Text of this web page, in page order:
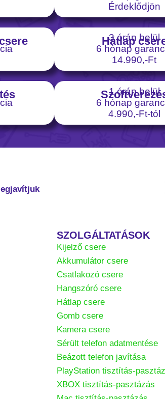
Érdeklődjön
Hátlap
3 órán belül
6 hónap
14.990,-Ft
1 órán belül
6 hónap
4.990,-Ft-tól
SZOLGÁLTATÁSOK
Kijelző csere
Akkumulátor csere
Csatlakozó csere
Hangszóró csere
Hátlap csere
Gomb csere
Kamera csere
Sérült telefon adatmentése
Beázott telefon javítása
PlayStation tisztítás-
XBOX tisztítás-pasztázás